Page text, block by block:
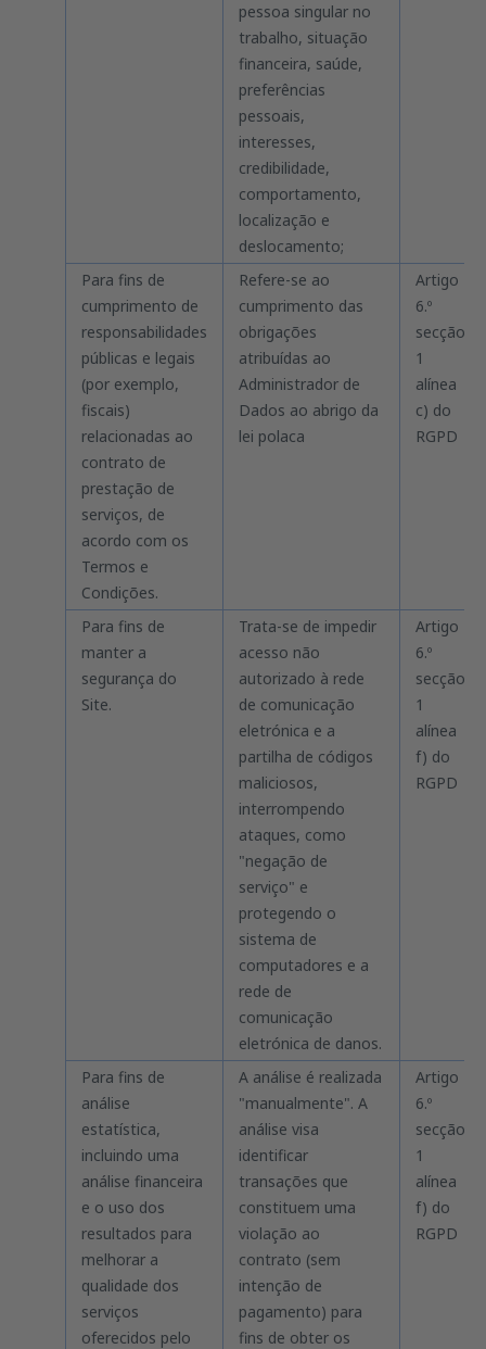
pessoa singular no
trabalho, situação
financeira, saúde,
preferências
pessoais,
interesses,
credibilidade,
comportamento,
localização e
deslocamento;
Para fins de
cumprimento de
responsabilidades
públicas e legais
(por exemplo,
fiscais)
relacionadas ao
contrato de
prestação de
serviços, de
acordo com os
Termos e
Condições.
Refere-se ao
cumprimento das
obrigações
atribuídas ao
Administrador de
Dados ao abrigo da
lei polaca
Artigo
6.º
secção
1
alínea
c) do
RGPD
Para fins de
manter a
segurança do
Site.
Trata-se de impedir
acesso não
autorizado à rede
de comunicação
eletrónica e a
partilha de códigos
maliciosos,
interrompendo
ataques, como
"negação de
serviço" e
protegendo o
sistema de
computadores e a
rede de
comunicação
eletrónica de danos.
Artigo
6.º
secção
1
alínea
f) do
RGPD
Para fins de
análise
estatística,
incluindo uma
análise financeira
e o uso dos
resultados para
melhorar a
qualidade dos
serviços
oferecidos pelo
A análise é realizada
"manualmente". A
análise visa
identificar
transações que
constituem uma
violação ao
contrato (sem
intenção de
pagamento) para
fins de obter os
Artigo
6.º
secção
1
alínea
f) do
RGPD